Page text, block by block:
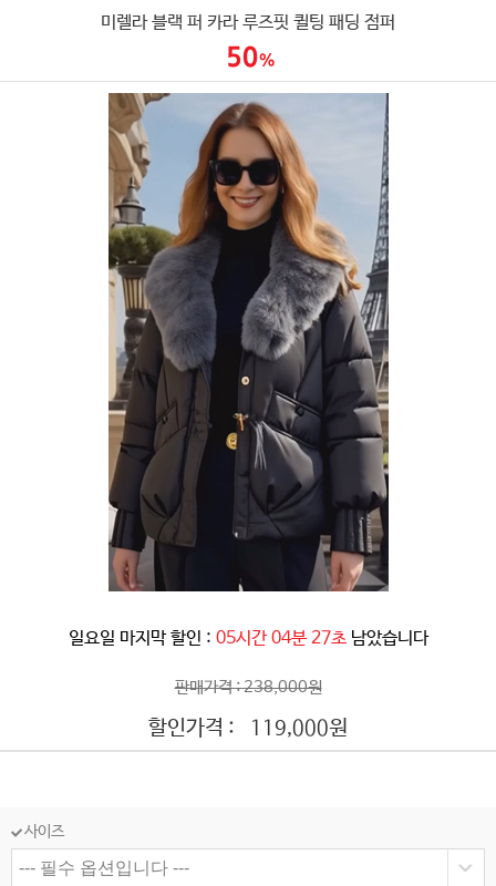
미렐라 블랙 퍼 카라 루즈핏 퀼팅 패딩 점퍼
일요일 마지막 할인 : 05시간 04분 25초 남았습니다
판매가격 : 238,000원
할인가격 : 119,000원
사이즈